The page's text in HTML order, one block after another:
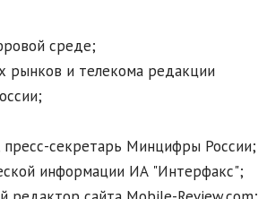
среде;
рынков и телекома редакции
пресс-секретарь Минцифры России;
информации ИА "Интерфакс";